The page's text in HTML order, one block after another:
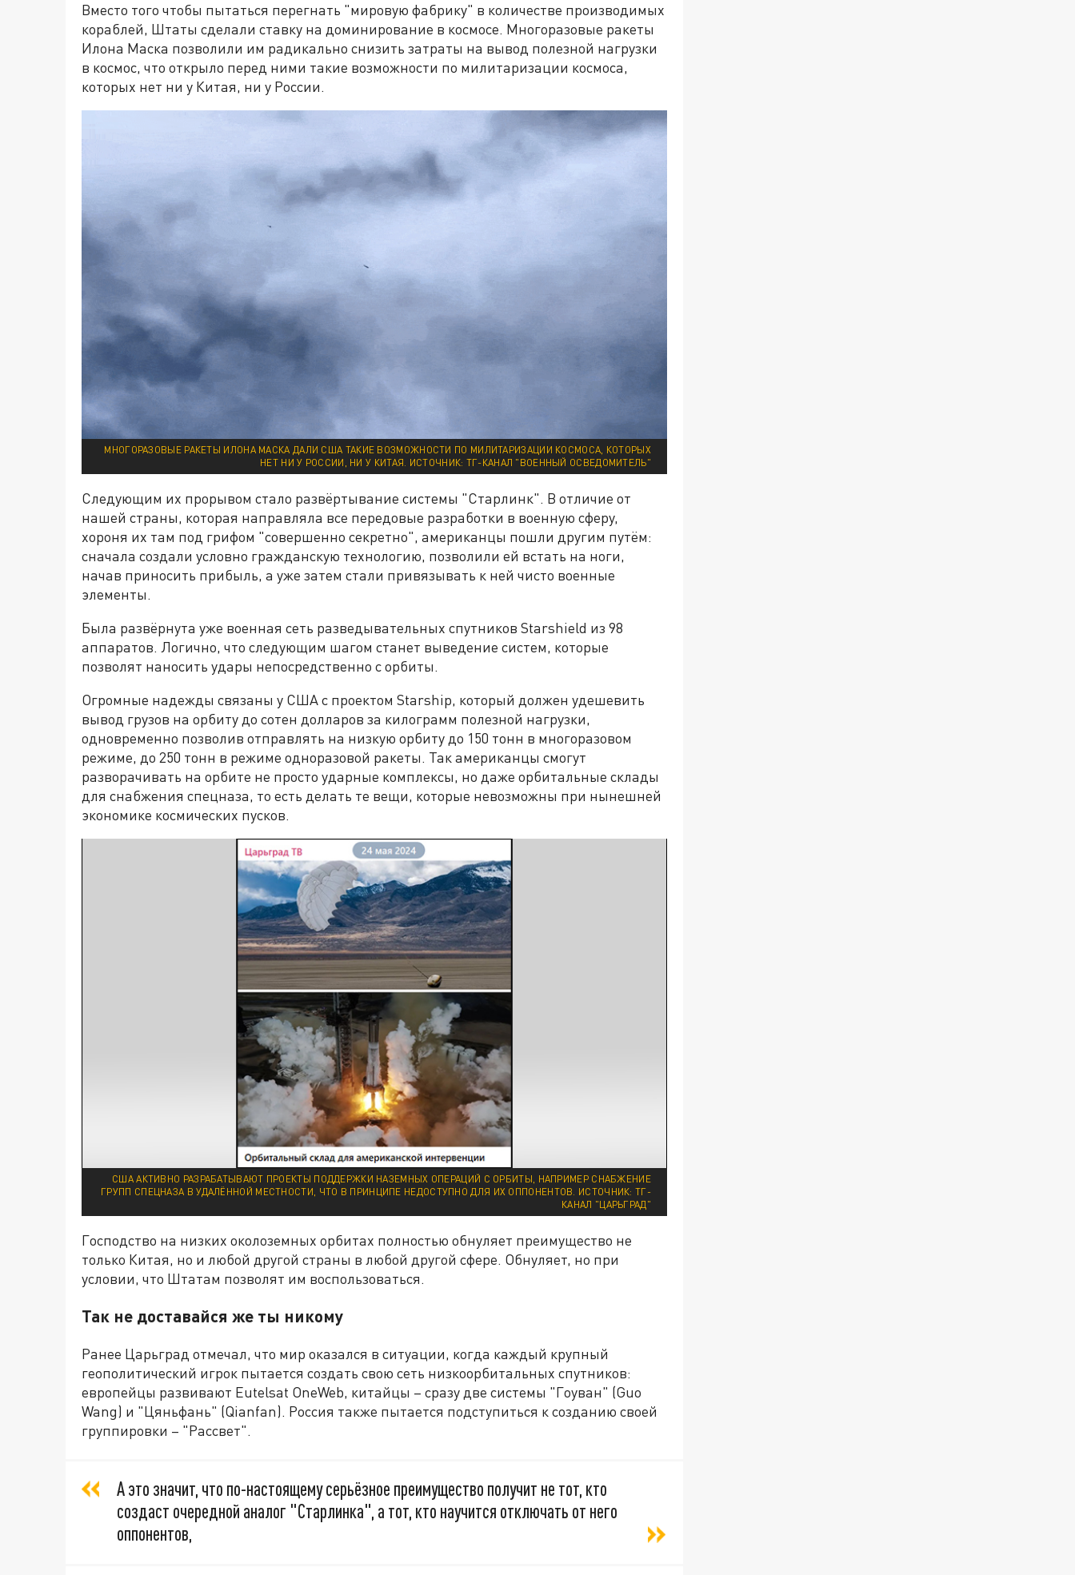
Вместо того чтобы пытаться перегнать "мировую фабрику" в количестве производимых
кораблей, Штаты сделали ставку на доминирование в космосе. Многоразовые ракеты
Илона Маска позволили им радикально снизить затраты на вывод полезной нагрузки
в космос, что открыло перед ними такие возможности по милитаризации космоса,
которых нет ни у Китая, ни у России.
МНОГОРАЗОВЫЕ РАКЕТЫ ИЛОНА МАСКА ДАЛИ США ТАКИЕ ВОЗМОЖНОСТИ ПО МИЛИТАРИЗАЦИИ КОСМОСА, КОТОРЫХ
НЕТ НИ У РОССИИ, НИ У КИТАЯ. ИСТОЧНИК: ТГ-КАНАЛ "ВОЕННЫЙ ОСВЕДОМИТЕЛЬ"
Следующим их прорывом стало развёртывание системы "Старлинк". В отличие от
нашей страны, которая направляла все передовые разработки в военную сферу,
хороня их там под грифом "совершенно секретно", американцы пошли другим путём:
сначала создали условно гражданскую технологию, позволили ей встать на ноги,
начав приносить прибыль, а уже затем стали привязывать к ней чисто военные
элементы.
Была развёрнута уже военная сеть разведывательных спутников Starshield из 98
аппаратов. Логично, что следующим шагом станет выведение систем, которые
позволят наносить удары непосредственно с орбиты.
Огромные надежды связаны у США с проектом Starship, который должен удешевить
вывод грузов на орбиту до сотен долларов за килограмм полезной нагрузки,
одновременно позволив отправлять на низкую орбиту до 150 тонн в многоразовом
режиме, до 250 тонн в режиме одноразовой ракеты. Так американцы смогут
разворачивать на орбите не просто ударные комплексы, но даже орбитальные склады
для снабжения спецназа, то есть делать те вещи, которые невозможны при нынешней
экономике космических пусков.
США АКТИВНО РАЗРАБАТЫВАЮТ ПРОЕКТЫ ПОДДЕРЖКИ НАЗЕМНЫХ ОПЕРАЦИЙ С ОРБИТЫ, НАПРИМЕР СНАБЖЕНИЕ
ГРУПП СПЕЦНАЗА В УДАЛЁННОЙ МЕСТНОСТИ, ЧТО В ПРИНЦИПЕ НЕДОСТУПНО ДЛЯ ИХ ОППОНЕНТОВ. ИСТОЧНИК: ТГ-
КАНАЛ "ЦАРЬГРАД"
Господство на низких околоземных орбитах полностью обнуляет преимущество не
только Китая, но и любой другой страны в любой другой сфере. Обнуляет, но при
условии, что Штатам позволят им воспользоваться.
Так не доставайся же ты никому
Ранее Царьград отмечал, что мир оказался в ситуации, когда каждый крупный
геополитический игрок пытается создать свою сеть низкоорбитальных спутников:
европейцы развивают Eutelsat OneWeb, китайцы – сразу две системы "Гоуван" (Guo
Wang) и "Цяньфань" (Qianfan). Россия также пытается подступиться к созданию своей
группировки – "Рассвет".
А это значит, что по-настоящему серьёзное преимущество получит не тот, кто
создаст очередной аналог "Старлинка", а тот, кто научится отключать от него
оппонентов,